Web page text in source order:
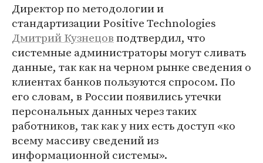
Директор по методологии и
стандартизации Positive Technologies
Дмитрий Кузнецовподтвердил, что
системные администраторы могут сливать
данные, так как на черном рынке сведения о
клиентах банков пользуются спросом. По
его словам, в России появились утечки
персональных данных через таких
работников, так как у них есть доступ «ко
всему массиву сведений из
информационной системы».